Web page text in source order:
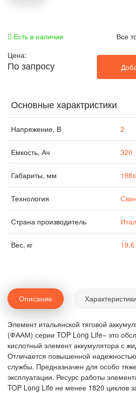
Есть в наличии Все
Цена:
По запросу
Основные характристики
Напряжение, В 2
Емкость, Ач 320
Габариты, мм
Технология
Страна производитель
Вес, кг 19.6
Описание Характеристики
Элемент итальянской тяговой
(ФААМ) серии TOP Long Life– это
кислотный элемент аккумулятора с
Отличается повышенной
службы. Предназначен для особо
эксплуатации. Ресурс работы
TOP Long Life не менее 1820 циклов